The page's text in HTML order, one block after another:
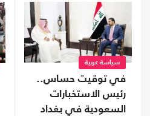
سياسة عربية
في توقيت حساس..
رئيس الاستخبارات
السعودية في بغداد